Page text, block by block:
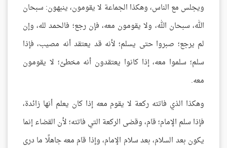
ويجلس مع الناس، وهكذا الجماعة لا يقومون، ينبهون: سبحان
الله، سبحان الله، ولا يقومون معه، فإن رجع؛ فالحمد لله، وإن
لم يرجع؛ صبروا حتى يسلم؛ لأنه قد يعتقد أنه مصيب، فإذا
سلم؛ سلموا معه، إذا كانوا يعتقدون أنه مخطئ؛ لا يقومون
معه.
وهكذا الذي فاتته ركعة لا يقوم معه إذا كان يعلم أنها زائدة،
فإذا سلم الإمام؛ قام، وقضى الركعة التي فاتته؛ لأن القضاء إنما
يكون بعد السلام، بعد سلام الإمام، وإذا قام معه جاهلًا ما درى